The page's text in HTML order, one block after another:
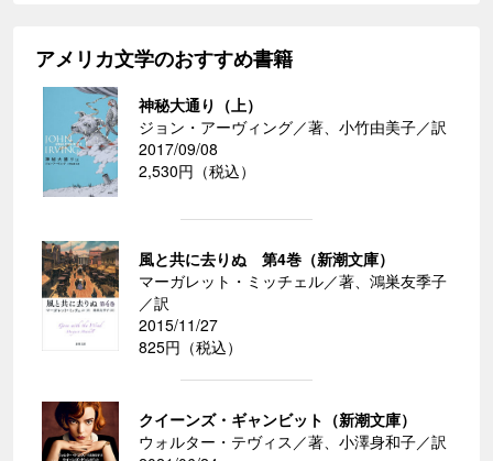
アメリカ文学のおすすめ書籍
神秘大通り（上）
ジョン・アーヴィング／著、小竹由美子／訳
2017/09/08
2,530円（税込）
風と共に去りぬ 第4巻（新潮文庫）
マーガレット・ミッチェル／著、鴻巣友季子
／訳
2015/11/27
825円（税込）
クイーンズ・ギャンビット（新潮文庫）
ウォルター・テヴィス／著、小澤身和子／訳